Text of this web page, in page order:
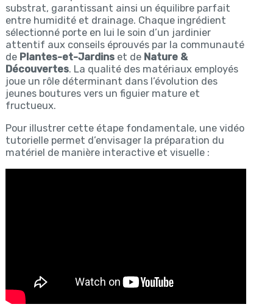
substrat, garantissant ainsi un équilibre parfait
entre humidité et drainage. Chaque ingrédient
sélectionné porte en lui le soin d’un jardinier
attentif aux conseils éprouvés par la communauté
de Plantes-et-Jardinset de Nature &
Découvertes. La qualité des matériaux employés
joue un rôle déterminant dans l’évolution des
jeunes boutures vers un figuier mature et
fructueux.
Pour illustrer cette étape fondamentale, une vidéo
tutorielle permet d’envisager la préparation du
matériel de manière interactive et visuelle :